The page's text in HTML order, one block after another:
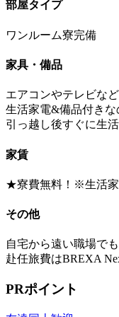
部屋タイプ
ワンルーム寮完備
家具・備品
エアコンやテレビなど
生活家電&備品付きな
引っ越し後すぐに生活
家賃
★寮費無料！※生活家
その他
自宅から遠い職場で
赴任旅費はBREXA
PRポイント